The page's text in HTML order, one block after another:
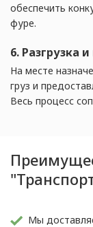
обеспечить
фуре.
6. Разгрузка
На месте
груз и
Весь процесс
Мы